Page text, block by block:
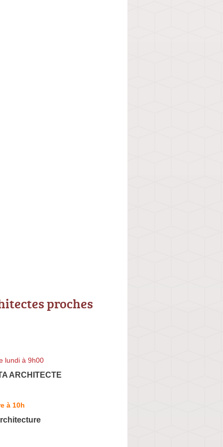
proches
lundi à 9h00
ARCHITECTE
à 10h